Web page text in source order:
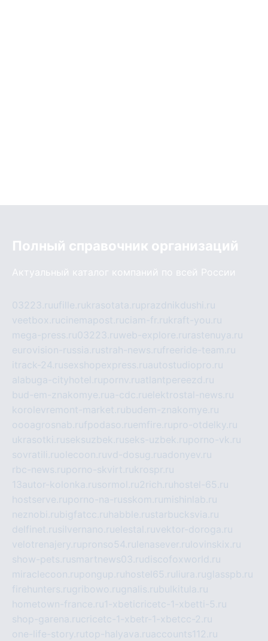
Полный справочник организаций
Актуальный каталог компаний по всей России
03223.ruufille.rukrasotata.ruprazdnikdushi.ru
veetbox.rucinemapost.ruciam-fr.rukraft-you.ru
mega-press.ru03223.ruweb-explore.ru rastenuya.ru
eurovision-russia.rustrah-news.rufreeride-team.ru
itrack-24.rusexshopexpress.ruautostudiopro.ru
alabuga-cityhotel.rupornv.ruatlantpereezd.ru
bud-em-znakomye.rua-cdc.ruelektrostal-news.ru
korolevremont-market.rubudem-znakomye.ru
oooagrosnab.rufpodaso.ruemfire.rupro-otdelky.ru
ukrasotki.ruseksuzbek.ruseks-uzbek.ruporno-vk.ru
sovratili.ruolecoon.ruvd-dosug.ruadonyev.ru
rbc-news.ruporno-skvirt.rukrospr.ru
13autor-kolonka.rusormol.ru2rich.ru hostel-65.ru
hostserve.ruporno-na-russkom.ru mishinlab.ru
neznobi.rubigfatcc.ru habble.rustarbucksvia.ru
delfinet.rusilvernano.ruelestal.ruvektor-doroga.ru
velotrenajery.rupronso54.ru lenasever.ru lovinskix.ru
show-pets.rusmartnews03.rudiscofoxworld.ru
miraclecoon.rupongup.ru hostel65.ru liura.ruglasspb.ru
firehunters.rugribowo.rugnalis.rubulkitula.ru
hometown-france.ru1-xbeticricetc-1-xbetti-5.ru
shop-garena.rucricetc-1-xbetr-1-xbetcc-2.ru
one-life-story.rutop-halyava.ruaccounts112.ru